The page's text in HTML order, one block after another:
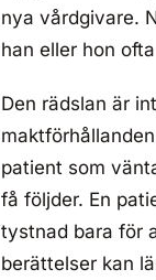
nya vårdgivare.
han eller hon
Den rädslan är
patient som
få följder. En
tystnad bara för
berättelser kan